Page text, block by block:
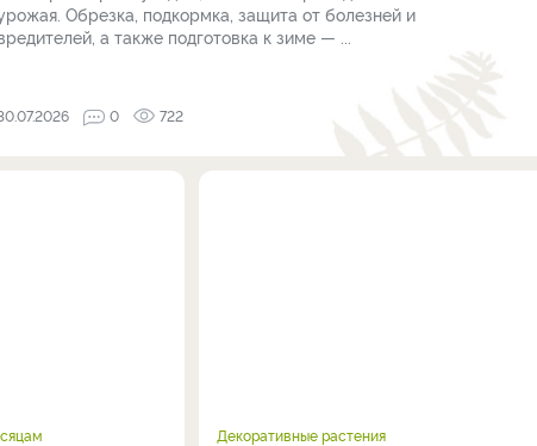
Обрезка, подкормка, защита от болезней и
а также подготовка к зиме — ...
0 722
Декоративные растения